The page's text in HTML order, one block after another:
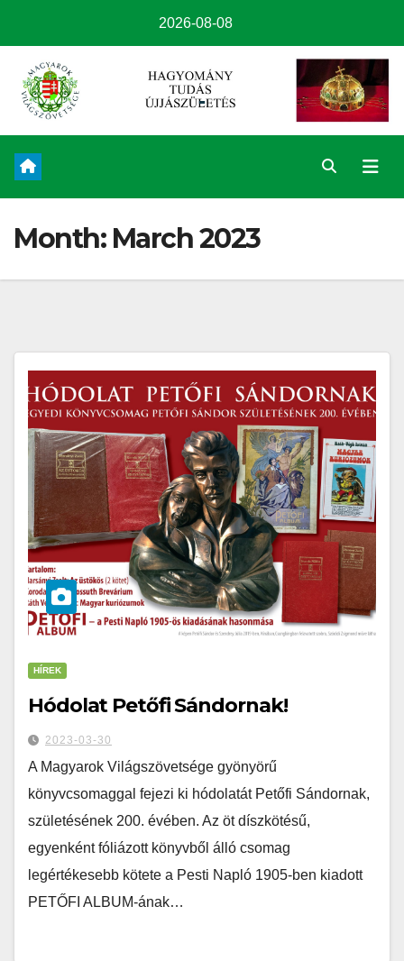
2026-08-08
Month: March 2023
HÍREK
Hódolat Petőfi Sándornak!
2023-03-30
A Magyarok Világszövetsége gyönyörű
könyvcsomaggal fejezi ki hódolatát Petőfi Sándornak,
születésének 200. évében. Az öt díszkötésű,
egyenként fóliázott könyvből álló csomag
legértékesebb kötete a Pesti Napló 1905-ben kiadott
PETŐFI ALBUM-ának…